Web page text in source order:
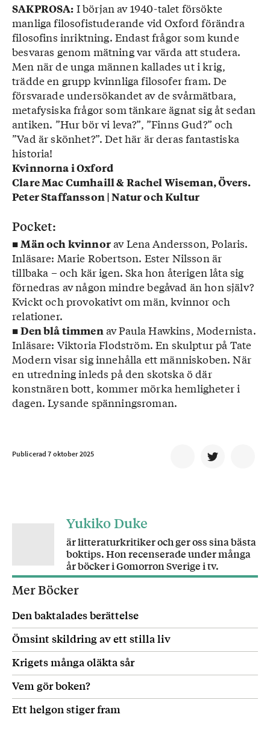
SAKPROSA: I början av 1940-talet försökte
manliga filosofistuderande vid Oxford förändra
filosofins inriktning. Endast frågor som kunde
besvaras genom mätning var värda att studera.
Men när de unga männen kallades ut i krig,
trädde en grupp kvinnliga filosofer fram. De
försvarade undersökandet av de svårmätbara,
metafysiska frågor som tänkare ägnat sig åt sedan
antiken. ”Hur bör vi leva?”, ”Finns Gud?” och
”Vad är skönhet?”. Det här är deras fantastiska
historia!
Kvinnorna i Oxford
Clare Mac Cumhaill & Rachel Wiseman, Övers.
Peter Staffansson | Natur och Kultur
Pocket:
■Män och kvinnorav Lena Andersson, Polaris.
Inläsare: Marie Robertson. Ester Nilsson är
tillbaka – och kär igen. Ska hon återigen låta sig
förnedras av någon mindre begåvad än hon själv?
Kvickt och provokativt om män, kvinnor och
relationer.
■Den blå timmenav Paula Hawkins, Modernista.
Inläsare: Viktoria Flodström. En skulptur på Tate
Modern visar sig innehålla ett människoben. När
en utredning inleds på den skotska ö där
konstnären bott, kommer mörka hemligheter i
dagen. Lysande spänningsroman.
Publicerad 7 oktober 2025
Yukiko Duke
är litteraturkritiker och ger oss sina bästa
boktips. Hon recenserade under många
år böcker i Gomorron Sverige i tv.
Mer Böcker
Den baktalades berättelse
Ömsint skildring av ett stilla liv
Krigets många oläkta sår
Vem gör boken?
Ett helgon stiger fram